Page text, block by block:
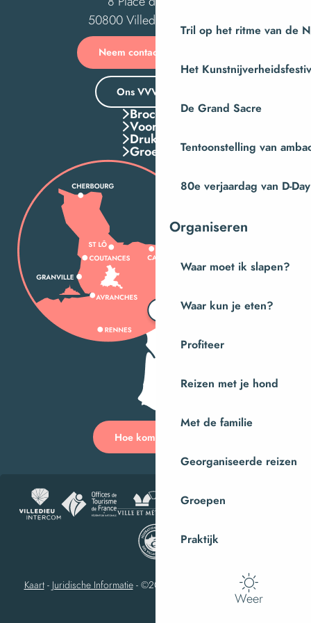
Tril op het ritme van de
Het
De Grand Sacre
Tentoonstelling van
80e verjaardag van D-Day
Organiseren
Waar moet ik slapen?
Waar kun je eten?
Profiteer
Reizen met je hond
Met de familie
Georganiseerde reizen
Groepen
Praktijk
Weer
50800 Villedieu-les-Poêles
Neem contact met ons op
Ons VVV-kantoor
Brochures
Voordelen
Druk Op
Groepen
Hoe kom ik daar?
Kaart- Juridische Informatie- ©2023 Villedieu-les-Poêles Intercom